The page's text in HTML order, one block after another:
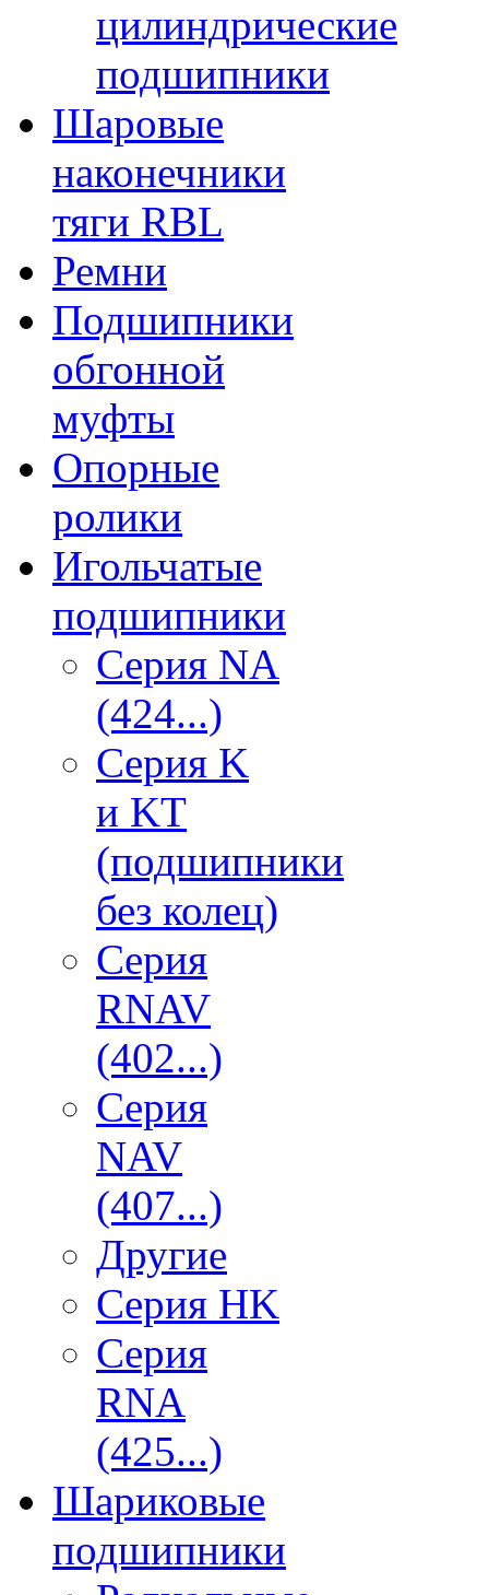
цилиндрические
подшипники
Шаровые
наконечники
тяги RBL
Ремни
Подшипники
обгонной
муфты
Опорные
ролики
Игольчатые
подшипники
Серия NA
(424...)
Серия K
и KT
(подшипники
без колец)
Серия
RNAV
(402...)
Серия
NAV
(407...)
Другие
Серия HK
Серия
RNA
(425...)
Шариковые
подшипники